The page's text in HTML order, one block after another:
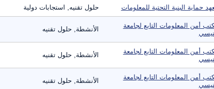
حماية البنية التحتية للمعلومات حلول تقنيه, استجابات دولية
أمن المعلومات التابع لجامعة
الأنشطة, حلول تقنيه
أمن المعلومات التابع لجامعة
الأنشطة, حلول تقنيه
أمن المعلومات التابع لجامعة
الأنشطة, حلول تقنيه